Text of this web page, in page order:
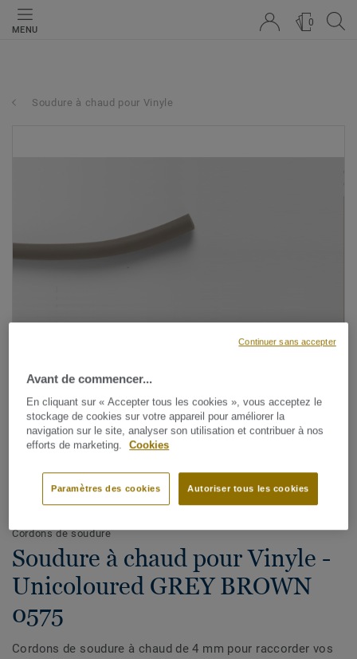
MENU
0
Soudure à chaud pour Vinyle
Voir tous les décors (1146)
Cordons de soudure
Soudure à chaud pour Vinyle -
Unicoloured GREY BROWN
0575
Cordons de soudure à chaud de 4 mm pour raccorder vos
Avant de commencer...
En cliquant sur « Accepter tous les cookies », vous acceptez le
stockage de cookies sur votre appareil pour améliorer la
navigation sur le site, analyser son utilisation et contribuer à nos
efforts de marketing.
Cookies
Autoriser tous les cookies
Paramètres des cookies
Continuer sans accepter